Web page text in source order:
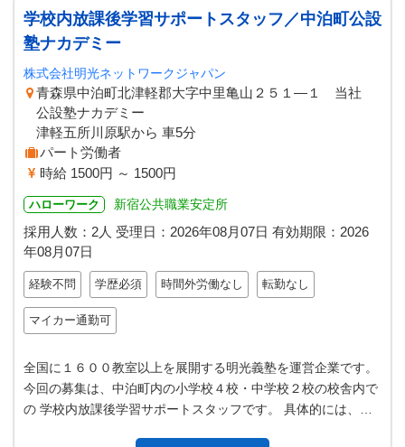
学校内放課後学習サポートスタッフ／中泊町公設
塾ナカデミー
株式会社明光ネットワークジャパン
青森県中泊町北津軽郡大字中里亀山２５１―１ 当社
公設塾ナカデミー
津軽五所川原駅から 車5分
パート労働者
時給 1500円 ～ 1500円
ハローワーク 新宿公共職業安定所
採用人数：2人 受理日： 2026年08月07日 有効期限： 2026
年08月07日
経験不問 学歴必須 時間外労働なし 転勤なし
マイカー通勤可
全国に１６００教室以上を展開する明光義塾を運営企業です。
今回の募集は、中泊町内の小学校４校・中学校２校の校舎内で
の 学校内放課後学習サポートスタッフです。 具体的には、小